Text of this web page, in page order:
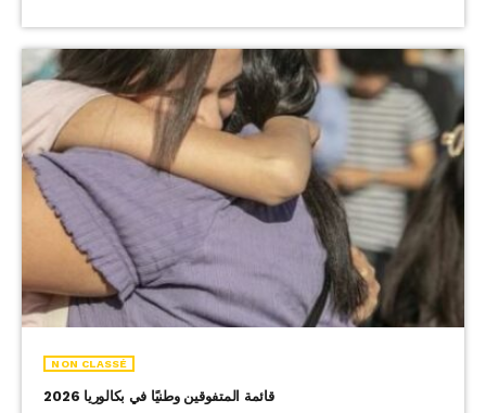
NON CLASSÉ
قائمة المتفوقين وطنيًا في بكالوريا 2026